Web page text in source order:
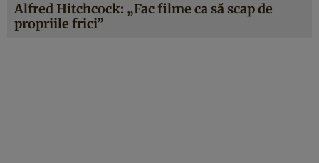
Alfred Hitchcock: „Fac filme ca să scap de
propriile frici”